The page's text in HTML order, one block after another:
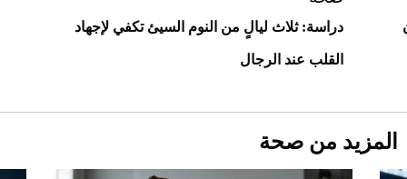
دراسة: ثلاث ليالٍ من النوم السيئ تكفي لإجهاد
القلب عند الرجال
المزيد من صحة